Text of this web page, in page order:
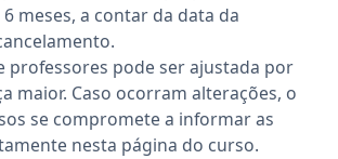
meses, a contar da data da
professores pode ser ajustada por
maior. Caso ocorram alterações, o
se compromete a informar as
nesta página do curso.